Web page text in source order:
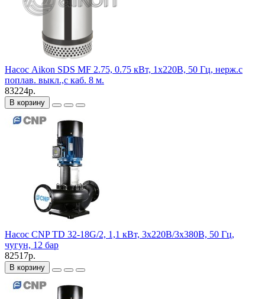
Насос Aikon SDS MF 2.75, 0.75 кВт, 1х220В, 50 Гц, нерж.с
поплав. выкл.,с каб. 8 м.
83224р.
В корзину
Насос CNP TD 32-18G/2, 1,1 кВт, 3х220В/3х380В, 50 Гц,
чугун, 12 бар
82517р.
В корзину